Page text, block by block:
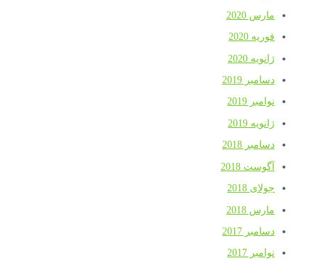
مارس 2020
فوریه 2020
ژانویه 2020
دسامبر 2019
نوامبر 2019
ژانویه 2019
دسامبر 2018
آگوست 2018
جولای 2018
مارس 2018
دسامبر 2017
نوامبر 2017